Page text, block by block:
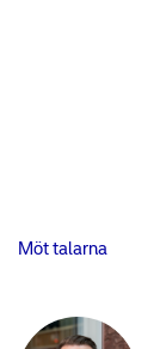
Möt talarna